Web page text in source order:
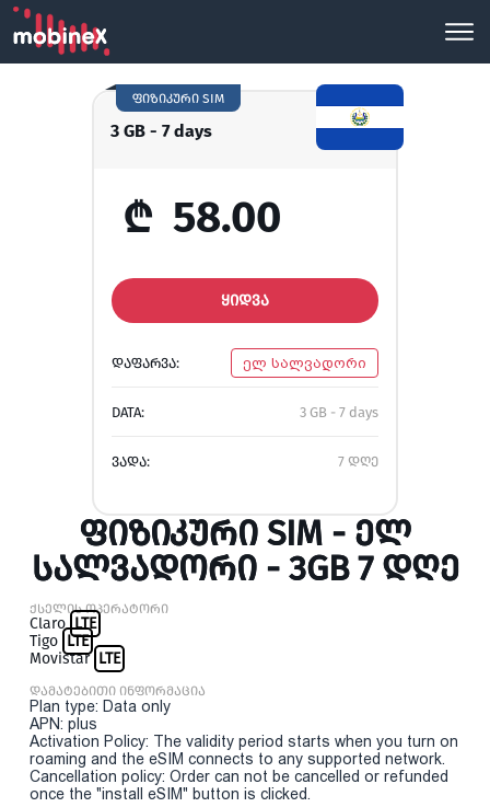
3 GB - 7 days
ფიზიკური SIM
₾ 58.00
ᲧᲘᲓᲕᲐ
ᲓᲐᲤᲐᲠᲕᲐ: ელ სალვადორი
DATA: 3 GB - 7 days
ᲕᲐᲓᲐ: 7 დღე
ᲤᲘᲖᲘᲙᲣᲠᲘ SIM - ᲔᲚ
ᲡᲐᲚᲕᲐᲓᲝᲠᲘ - 3GB 7 ᲓᲦᲔ
ქსელის ოპერატორი
Claro LTE
Tigo LTE
Movistar LTE
დამატებითი ინფორმაცია
Plan type: Data only
APN: plus
Activation Policy: The validity period starts when you turn on
roaming and the eSIM connects to any supported network.
Cancellation policy: Order can not be cancelled or refunded
once the "install eSIM" button is clicked.